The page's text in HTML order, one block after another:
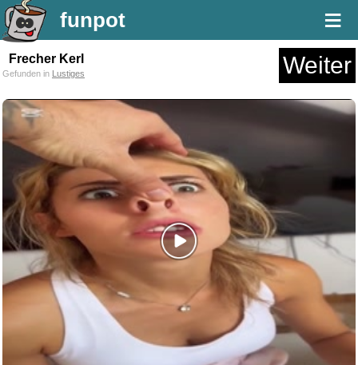
funpot ≡
Frecher Kerl Weiter
Gefunden in Lustiges